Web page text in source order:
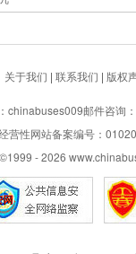
关于我们 | 联系我们 | 版权
chinabuses009邮件咨询
营性网站备案编号：
-2026